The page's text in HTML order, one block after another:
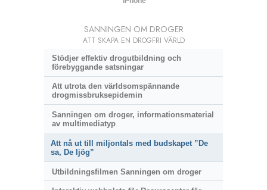
SANNINGEN OM DROGER
ATT SKAPA EN DROGFRI VÄRLD
Stödjer effektiv drogutbildning och
förebyggande satsningar
Att utrota den världsomspännande
drogmissbruksepidemin
Sanningen om droger, informationsmaterial
av multimediatyp
Att nå ut till miljontals med budskapet ”De
sa, De ljög”
Utbildningsfilmen Sanningen om droger